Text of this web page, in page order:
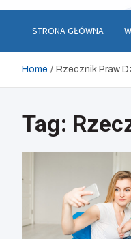
STRONA GŁÓWNA
Home Rzecznik Praw
Tag: